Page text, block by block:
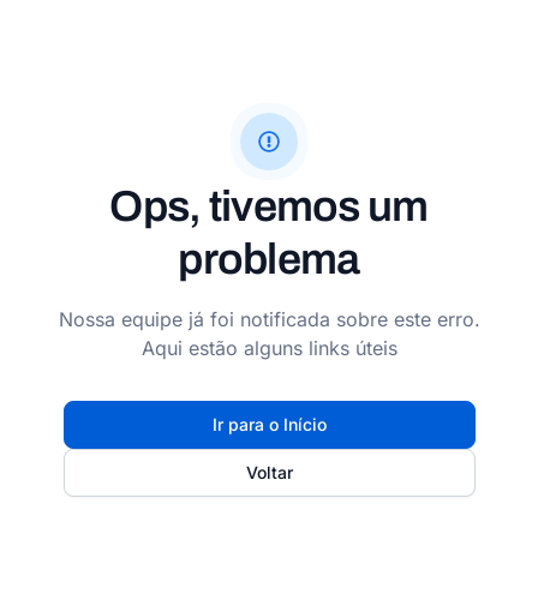
Ops, tivemos um
problema
Nossa equipe já foi notificada sobre este erro.
Aqui estão alguns links úteis
Ir para o Início
Voltar